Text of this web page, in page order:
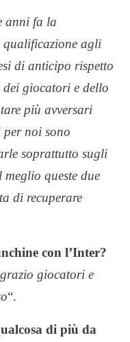
anni fa la
qualificazione agli
di anticipo rispetto
dei giocatori e dello
più avversari
per noi sono
soprattutto sugli
queste due
di recuperare
con l’Inter?
giocatori e
“.
di più da